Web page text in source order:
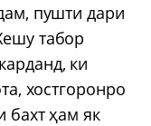
пушти дари
табор
ки
хостгоронро
бахт ҳам як